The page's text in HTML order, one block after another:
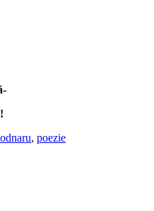
, poezie